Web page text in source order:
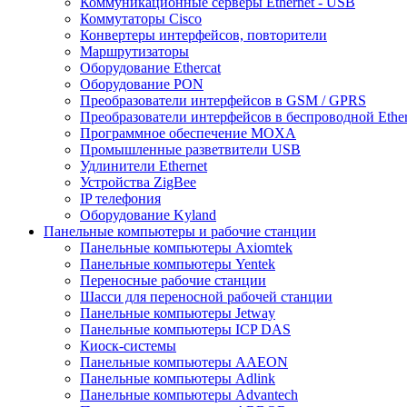
Коммутаторы Cisco
Конвертеры интерфейсов, повторители
Маршрутизаторы
Оборудование Ethercat
Оборудование PON
Преобразователи интерфейсов в GSM / GPRS
Преобразователи интерфейсов в беспроводной
Программное обеспечение MOXA
Промышленные разветвители USB
Удлинители Ethernet
Устройства ZigBee
IP телефония
Оборудование Kyland
Панельные компьютеры и рабочие станции
Панельные компьютеры Axiomtek
Панельные компьютеры Yentek
Переносные рабочие станции
Шасси для переносной рабочей станции
Панельные компьютеры Jetway
Панельные компьютеры ICP DAS
Киоск-системы
Панельные компьютеры AAEON
Панельные компьютеры Adlink
Панельные компьютеры Advantech